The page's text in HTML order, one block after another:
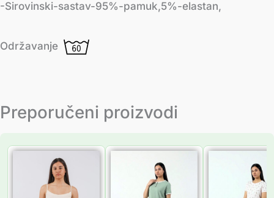
-Sirovinski-sastav-95%-pamuk,5%-elastan,
Održavanje
Preporučeni proizvodi